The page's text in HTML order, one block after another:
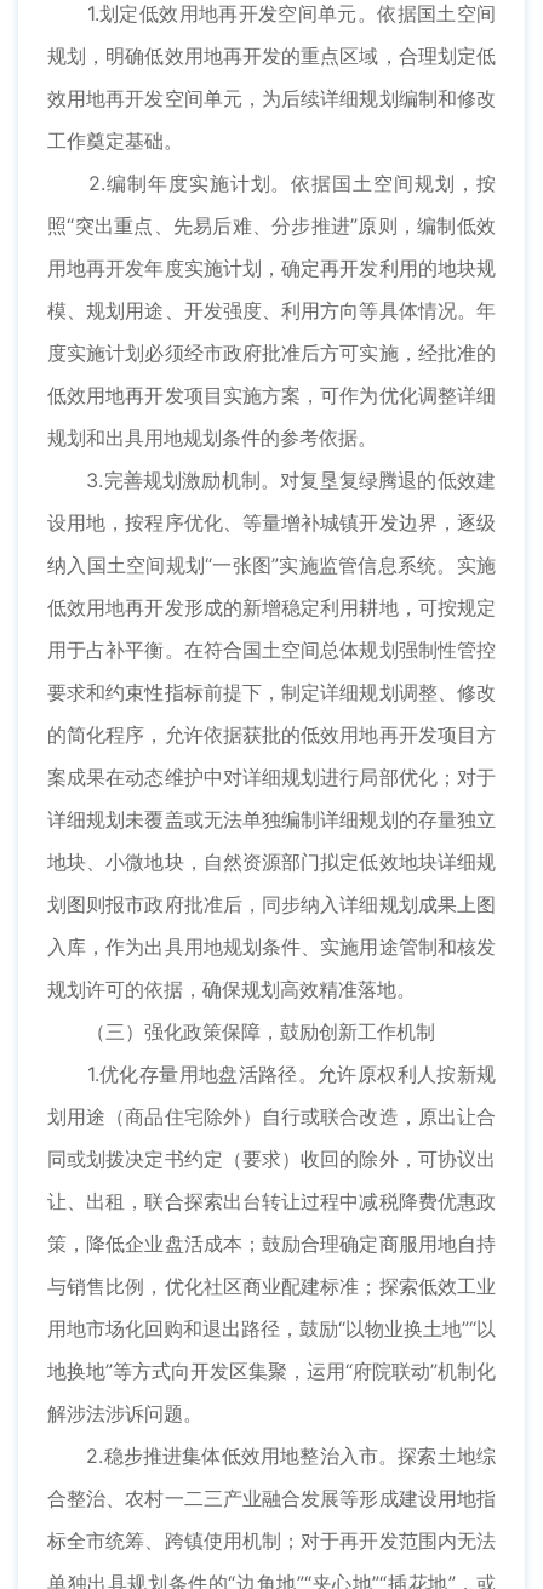
1.划定低效用地再开发空间单元。依据国土空间
规划，明确低效用地再开发的重点区域，合理划定低
效用地再开发空间单元，为后续详细规划编制和修改
工作奠定基础。
2.编制年度实施计划。依据国土空间规划，按
照“突出重点、先易后难、分步推进”原则，编制低效
用地再开发年度实施计划，确定再开发利用的地块规
模、规划用途、开发强度、利用方向等具体情况。年
度实施计划必须经市政府批准后方可实施，经批准的
低效用地再开发项目实施方案，可作为优化调整详细
规划和出具用地规划条件的参考依据。
3.完善规划激励机制。对复垦复绿腾退的低效建
设用地，按程序优化、等量增补城镇开发边界，逐级
纳入国土空间规划“一张图”实施监管信息系统。实施
低效用地再开发形成的新增稳定利用耕地，可按规定
用于占补平衡。在符合国土空间总体规划强制性管控
要求和约束性指标前提下，制定详细规划调整、修改
的简化程序，允许依据获批的低效用地再开发项目方
案成果在动态维护中对详细规划进行局部优化；对于
详细规划未覆盖或无法单独编制详细规划的存量独立
地块、小微地块，自然资源部门拟定低效地块详细规
划图则报市政府批准后，同步纳入详细规划成果上图
入库，作为出具用地规划条件、实施用途管制和核发
规划许可的依据，确保规划高效精准落地。
（三）强化政策保障，鼓励创新工作机制
1.优化存量用地盘活路径。允许原权利人按新规
划用途（商品住宅除外）自行或联合改造，原出让合
同或划拨决定书约定（要求）收回的除外，可协议出
让、出租，联合探索出台转让过程中减税降费优惠政
策，降低企业盘活成本；鼓励合理确定商服用地自持
与销售比例，优化社区商业配建标准；探索低效工业
用地市场化回购和退出路径，鼓励“以物业换土地”“以
地换地”等方式向开发区集聚，运用“府院联动”机制化
解涉法涉诉问题。
2.稳步推进集体低效用地整治入市。探索土地综
合整治、农村一二三产业融合发展等形成建设用地指
标全市统筹、跨镇使用机制；对于再开发范围内无法
单独出具规划条件的“边角地”“夹心地”“插花地”，或